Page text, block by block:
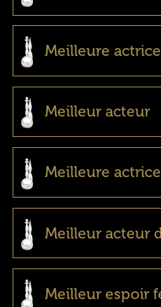
Meilleure actrice
Meilleur acteur
Meilleure
Meilleur acteur
Meilleur espoir